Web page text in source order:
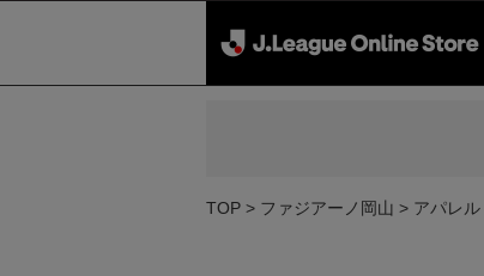
TOP ファジアーノ岡山 アパレ